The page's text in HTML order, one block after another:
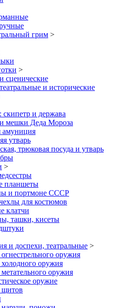
грим >
>
сценические
и исторические
скипетр и держава
мешки Деда Мороза
амуниция
утварь
трюковая посуда и утварь
>
планшеты
и портмоне СССР
для костюмов
клатчи
ташки, кисеты
и доспехи, театральные >
оружия
оружия
оружия
оружие